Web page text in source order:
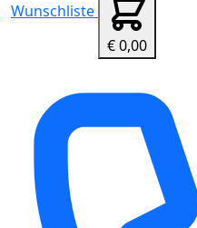
Wunschliste
€ 0,00